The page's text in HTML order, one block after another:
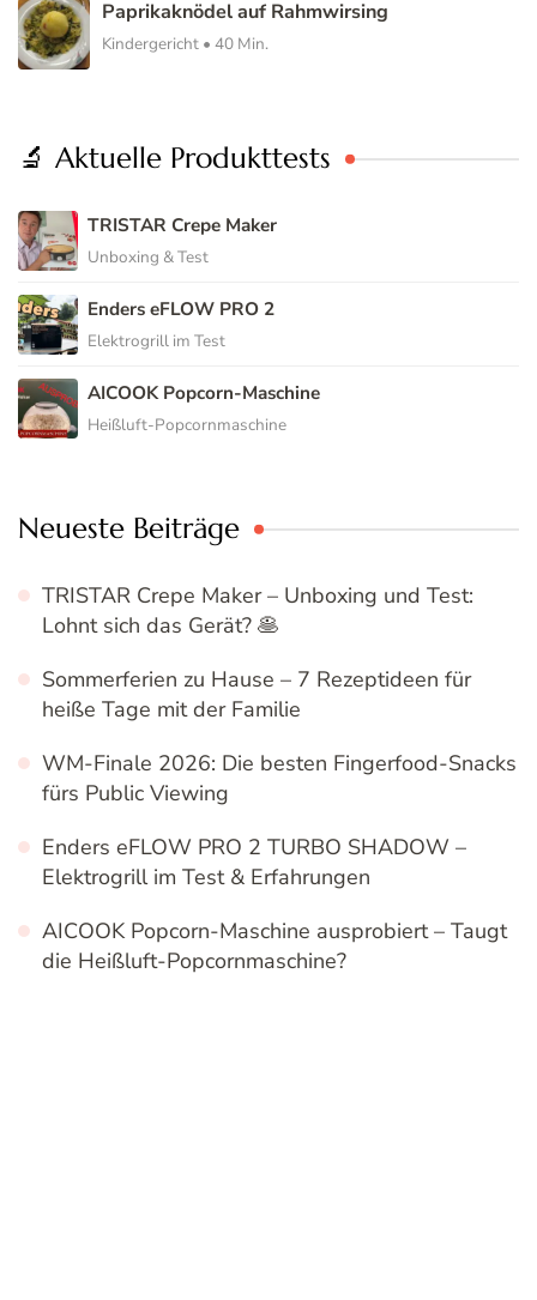
Paprikaknödel auf Rahmwirsing
Kindergericht • 40 Min.
🔬 Aktuelle Produkttests
TRISTAR Crepe Maker
Unboxing & Test
Enders eFLOW PRO 2
Elektrogrill im Test
AICOOK Popcorn-Maschine
Heißluft-Popcornmaschine
Neueste Beiträge
TRISTAR Crepe Maker – Unboxing und Test:
Lohnt sich das Gerät? 🥞
Sommerferien zu Hause – 7 Rezeptideen für
heiße Tage mit der Familie
WM-Finale 2026: Die besten Fingerfood-Snacks
fürs Public Viewing
Enders eFLOW PRO 2 TURBO SHADOW –
Elektrogrill im Test & Erfahrungen
AICOOK Popcorn-Maschine ausprobiert – Taugt
die Heißluft-Popcornmaschine?